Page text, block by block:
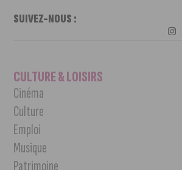
SUIVEZ-NOUS :
CULTURE & LOISIRS
Cinéma
Culture
Emploi
Musique
Patrimoine